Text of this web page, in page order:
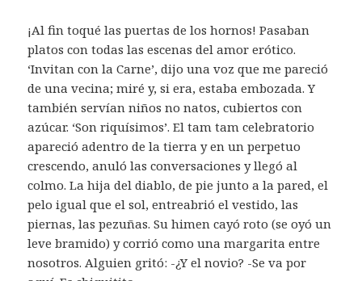
¡Al fin toqué las puertas de los hornos! Pasaban
platos con todas las escenas del amor erótico.
‘Invitan con la Carne’, dijo una voz que me pareció
de una vecina; miré y, si era, estaba embozada. Y
también servían niños no natos, cubiertos con
azúcar. ‘Son riquísimos’. El tam tam celebratorio
apareció adentro de la tierra y en un perpetuo
crescendo, anuló las conversaciones y llegó al
colmo. La hija del diablo, de pie junto a la pared, el
pelo igual que el sol, entreabrió el vestido, las
piernas, las pezuñas. Su himen cayó roto (se oyó un
leve bramido) y corrió como una margarita entre
nosotros. Alguien gritó: -¿Y el novio? -Se va por